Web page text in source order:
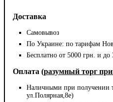
Доставка
Самовывоз
По Украине: по тарифам
Бесплатно от 5000 грн. и до
Оплата (разумный торг
Наличными при получении
ул.Полярная,8е)